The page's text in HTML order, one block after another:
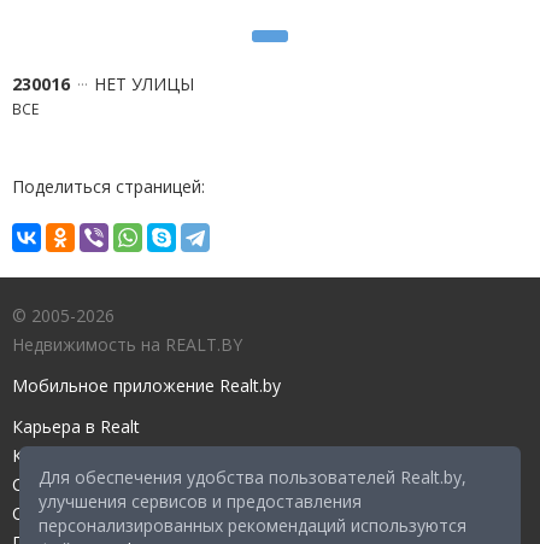
Для обеспечения удобства пользователей Realt.by,
улучшения сервисов и предоставления
персонализированных рекомендаций используются
230016 НЕТ УЛИЦЫ
ВСЕ
Поделиться страницей:
© 2005-2026
Недвижимость на REALT.BY
Мобильное приложение Realt.by
Карьера в Realt
Контакты редакции
Справочный центр
Служба поддержки